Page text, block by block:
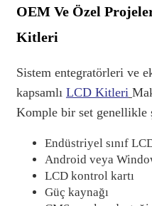
OEM Ve Özel
Kitleri
Sistem entegratörleri ve
kapsamlı LCD Kitleri
Komple bir set genellikle
Endüstriyel sınıf
Android veya
LCD kontrol kartı
Güç kaynağı